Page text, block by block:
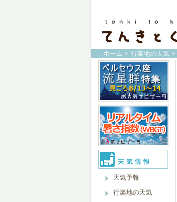
ホーム > 行楽地の天気 >
天気予報
行楽地の天気